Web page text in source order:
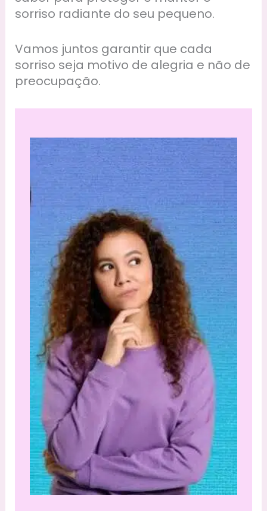
sorriso radiante do seu pequeno.
Vamos juntos garantir que cada
sorriso seja motivo de alegria e não de
preocupação.